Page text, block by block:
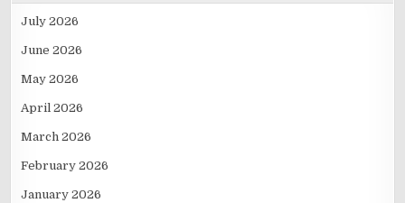
July 2026
June 2026
May 2026
April 2026
March 2026
February 2026
January 2026